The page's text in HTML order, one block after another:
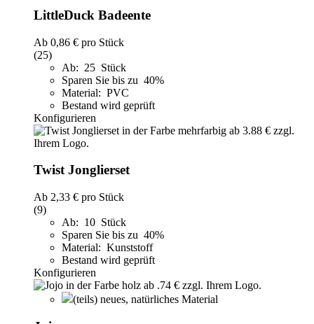
LittleDuck Badeente
Ab 0,86 € pro Stück
(25)
Ab: 25 Stück
Sparen Sie bis zu 40%
Material: PVC
Bestand wird geprüft
Konfigurieren
Twist Jonglierset
Ab 2,33 € pro Stück
(9)
Ab: 10 Stück
Sparen Sie bis zu 40%
Material: Kunststoff
Bestand wird geprüft
Konfigurieren
(teils) neues, natürliches Material